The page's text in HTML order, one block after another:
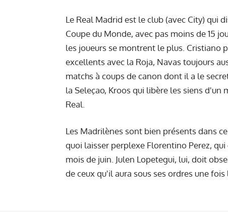
Le Real Madrid est le club (avec City) qui
Coupe du Monde, avec pas moins de 15
les joueurs se montrent le plus. Cristiano
excellents avec la Roja, Navas toujours
matchs à coups de canon dont il a le
la Seleçao, Kroos qui libère les siens
Real.
Les Madrilènes sont bien présents dans
quoi laisser perplexe Florentino Perez,
mois de juin. Julen Lopetegui, lui, doit
de ceux qu'il aura sous ses ordres une fois